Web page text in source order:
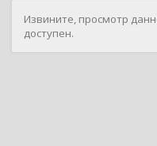
Извините, просмотр
доступен.